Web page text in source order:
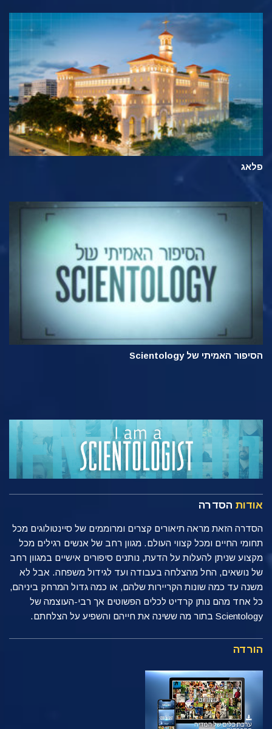
פלאג
הסיפור האמיתי של Scientology
אודות הסדרה
הסדרה הזאת מראה תיאורים קצרים ומרוממים של סיינטולוגים מכל
תחומי החיים ומכל קצווי העולם. מגוון רחב של אנשים רגילים מכל
מקצוע שניתן להעלות על הדעת, נותנים סיפורים אישיים במגוון רחב
של נושאים, החל מהצלחה בעבודה ועד לגידול משפחה. אבל לא
משנה עד כמה שונות הקריירות שלהם, או כמה גדול המרחק ביניהם,
כל אחד מהם נותן קרדיט לכלים הפשוטים אך רבי-העוצמה של
Scientology בתור מה ששינה את חייהם והשפיע על הצלחתם.
הורדה